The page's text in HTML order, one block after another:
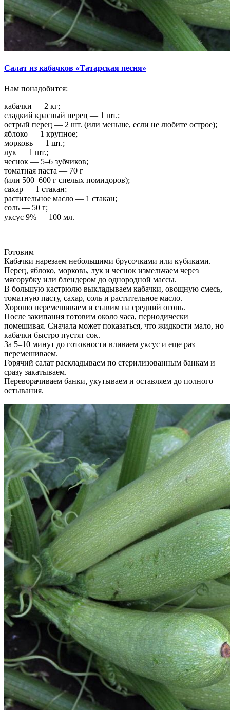
Салат из кабачков «Татарская песня»
Нам понадобится:
кабачки — 2 кг;
сладкий красный перец — 1 шт.;
острый перец — 2 шт. (или меньше, если не любите острое);
яблоко — 1 крупное;
морковь — 1 шт.;
лук — 1 шт.;
чеснок — 5–6 зубчиков;
томатная паста — 70 г
(или 500–600 г спелых помидоров);
сахар — 1 стакан;
растительное масло — 1 стакан;
соль — 50 г;
уксус 9% — 100 мл.
Готовим
Кабачки нарезаем небольшими брусочками или кубиками.
Перец, яблоко, морковь, лук и чеснок измельчаем через
мясорубку или блендером до однородной массы.
В большую кастрюлю выкладываем кабачки, овощную смесь,
томатную пасту, сахар, соль и растительное масло.
Хорошо перемешиваем и ставим на средний огонь.
После закипания готовим около часа, периодически
помешивая. Сначала может показаться, что жидкости мало, но
кабачки быстро пустят сок.
За 5–10 минут до готовности вливаем уксус и еще раз
перемешиваем.
Горячий салат раскладываем по стерилизованным банкам и
сразу закатываем.
Переворачиваем банки, укутываем и оставляем до полного
остывания.